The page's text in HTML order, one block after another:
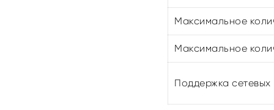
Максимальное
Максимальное
Поддержка